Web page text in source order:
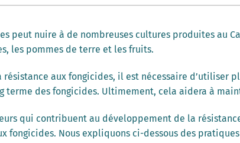
peut nuire à de nombreuses cultures produites au
les pommes de terre et les fruits.
résistance aux fongicides, il est nécessaire d’utiliser
terme des fongicides. Ultimement, cela aidera à
qui contribuent au développement de la
fongicides. Nous expliquons ci-dessous des